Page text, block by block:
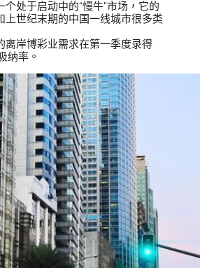
个处于启动中的“慢牛”市场，它的
上世纪末期的中国一线城市很多类
离岸博彩业需求在第一季度录得
纳率。